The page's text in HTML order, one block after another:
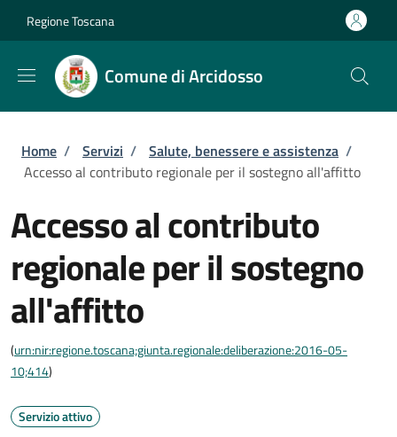
Regione Toscana
Comune di Arcidosso
Briciole di pane
Home / Servizi / Salute, benessere e assistenza /
Accesso al contributo regionale per il sostegno all'affitto
Accesso al contributo
regionale per il sostegno
all'affitto
(urn:nir:regione.toscana;giunta.regionale:deliberazione:2016-05-
10;414)
Servizio attivo